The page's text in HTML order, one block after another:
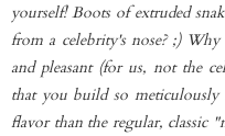
yourself! Boots of extruded
from a celebrity's nose? ;)
and pleasant (for us, not the
that you build so
flavor than the regular, classic